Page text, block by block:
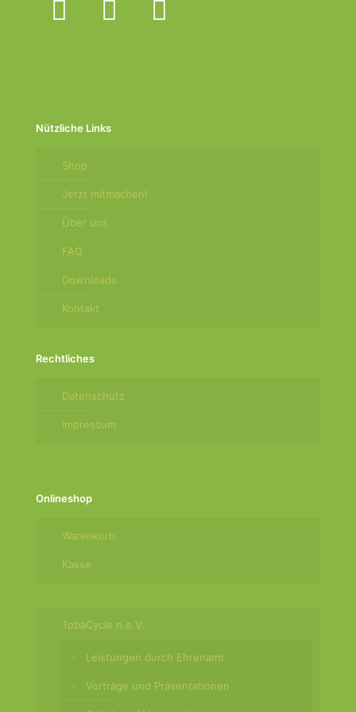
Nützliche Links
Shop
Jetzt mitmachen!
Über uns
FAQ
Downloads
Kontakt
Rechtliches
Datenschutz
Impressum
Onlineshop
Warenkorb
Kasse
TobaCycle n.e.V.
Leistungen durch Ehrenamt
Vorträge und Präsentationen